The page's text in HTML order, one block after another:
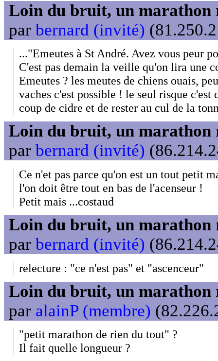
Loin du bruit, un marathon
par bernard (invité)
..."Emeutes à St André. Avez vous peur
C'est pas demain la veille qu'on lira une
Emeutes ? les meutes de chiens ouais,
vaches c'est possible ! le seul risque
coup de cidre et de rester au cul de la
Loin du bruit, un marathon
par bernard (invité)
Ce n'et pas parce qu'on est un tout petit
l'on doit être tout en bas de l'acenseur !
Petit mais ...costaud
Loin du bruit, un marathon
par bernard (invité)
relecture : "ce n'est pas" et "ascenceur"
Loin du bruit, un marathon
par alainP (membre)
"petit marathon de rien du tout" ?
Il fait quelle longueur ?